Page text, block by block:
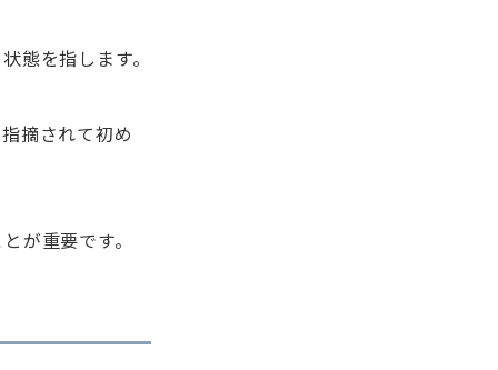
態を指します。
摘されて初め
が重要です。